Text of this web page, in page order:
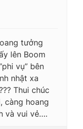
tưởng
lên Boom
vụ” bên
nhật xa
Thui chúc
càng hoang
và vui vẻ….